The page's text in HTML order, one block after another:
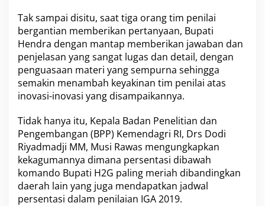
Tak sampai disitu, saat tiga orang tim penilai
bergantian memberikan pertanyaan, Bupati
Hendra dengan mantap memberikan jawaban dan
penjelasan yang sangat lugas dan detail, dengan
penguasaan materi yang sempurna sehingga
semakin menambah keyakinan tim penilai atas
inovasi-inovasi yang disampaikannya.
Tidak hanya itu, Kepala Badan Penelitian dan
Pengembangan (BPP) Kemendagri RI, Drs Dodi
Riyadmadji MM, Musi Rawas mengungkapkan
kekagumannya dimana persentasi dibawah
komando Bupati H2G paling meriah dibandingkan
daerah lain yang juga mendapatkan jadwal
persentasi dalam penilaian IGA 2019.